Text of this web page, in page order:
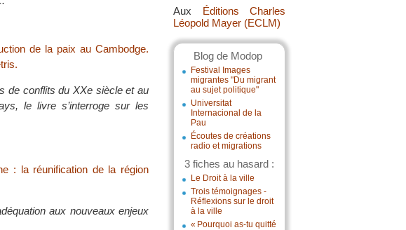
Aux Éditions Charles
Léopold Mayer (ECLM)
Blog de Modop
Festival Images
migrantes "Du migrant
au sujet politique"
Universitat
Internacional de la
Pau
Écoutes de créations
radio et migrations
3 fiches au hasard :
Le Droit à la ville
Trois témoignages -
Réflexions sur le droit
à la ville
« Pourquoi as-tu quitté
de la paix au Cambodge.
de conflits du XXe siècle et au
le livre s’interroge sur les
: la réunification de la région
aux nouveaux enjeux